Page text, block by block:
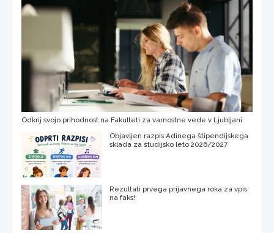
Odkrij svojo prihodnost na Fakulteti za varnostne vede v Ljubljani
Objavljen razpis Adinega štipendijskega
sklada za študijsko leto 2026/2027
Rezultati prvega prijavnega roka za vpis
na faks!